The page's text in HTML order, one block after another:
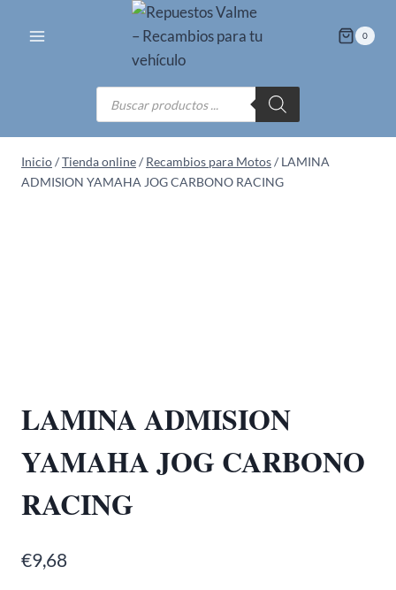
0
Búsqueda
de
productos
Inicio/Tienda online/ Recambios para Motos/ LAMINA
ADMISION YAMAHA JOG CARBONO RACING
LAMINA ADMISION
YAMAHA JOG CARBONO
RACING
€9,68